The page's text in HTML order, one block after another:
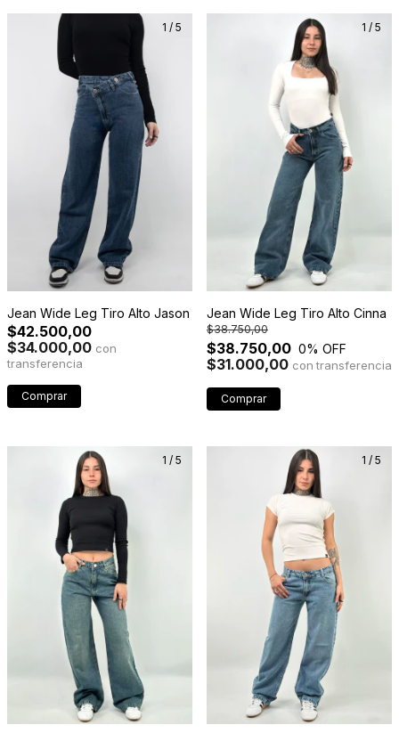
1 / 5
Jean Wide Leg Tiro Alto Jason
$42.500,00
$34.000,00 con
Comprar
1 / 5
Jean Wide Leg Tiro Alto Cinna
$38.750,00
$38.750,00
0% OFF
$31.000,00 con
Comprar
1 / 5 1 / 5